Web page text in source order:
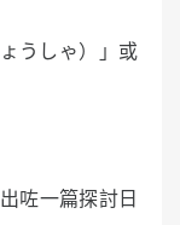
うしゃ）」或
咗一篇探討日